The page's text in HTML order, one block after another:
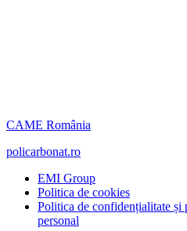
CAME România
policarbonat.ro
EMI Group
Politica de cookies
Politica de confidențialitate și
personal